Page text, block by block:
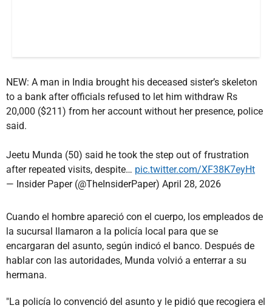
NEW: A man in India brought his deceased sister’s skeleton
to a bank after officials refused to let him withdraw Rs
20,000 ($211) from her account without her presence, police
said.
Jeetu Munda (50) said he took the step out of frustration
after repeated visits, despite… pic.twitter.com/XF38K7eyHt
— Insider Paper (@TheInsiderPaper) April 28, 2026
Cuando el hombre apareció con el cuerpo, los empleados de
la sucursal llamaron a la policía local para que se
encargaran del asunto, según indicó el banco. Después de
hablar con las autoridades, Munda volvió a enterrar a su
hermana.
"La policía lo convenció del asunto y le pidió que recogiera el